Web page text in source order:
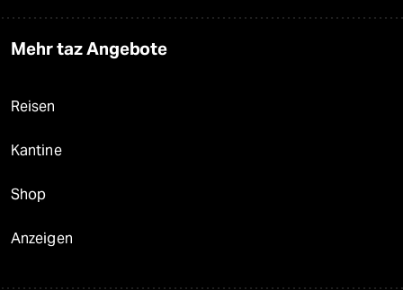
Mehr taz Angebote
Reisen
Kantine
Shop
Anzeigen